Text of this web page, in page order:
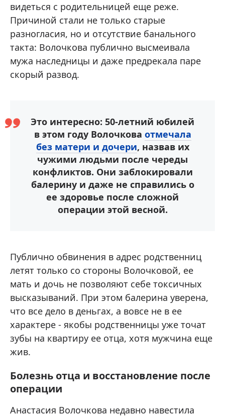
видеться с родительницей еще реже.
Причиной стали не только старые
разногласия, но и отсутствие банального
такта: Волочкова публично высмеивала
мужа наследницы и даже предрекала паре
скорый развод.
Это интересно: 50-летний юбилей
в этом году Волочкова отмечала
без матери и дочери, назвав их
чужими людьми после череды
конфликтов. Они заблокировали
балерину и даже не справились о
ее здоровье после сложной
операции этой весной.
Публично обвинения в адрес родственниц
летят только со стороны Волочковой, ее
мать и дочь не позволяют себе токсичных
высказываний. При этом балерина уверена,
что все дело в деньгах, а вовсе не в ее
характере - якобы родственницы уже точат
зубы на квартиру ее отца, хотя мужчина еще
жив.
Болезнь отца и восстановление после
операции
Анастасия Волочкова недавно навестила